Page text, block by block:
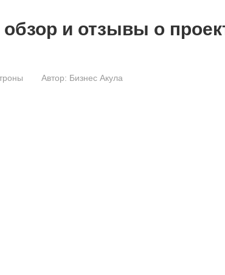
и отзывы о
Автор: Бизнес Акула